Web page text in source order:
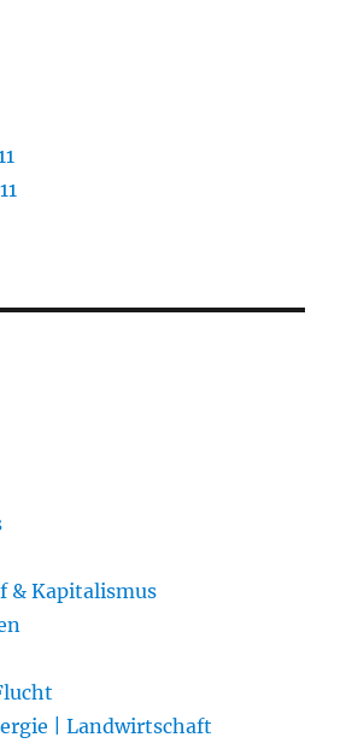
& Kapitalismus
| Landwirtschaft